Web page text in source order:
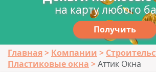
на карту любого
Получить
Главная Компании
Пластиковые окна
Аттик Окна